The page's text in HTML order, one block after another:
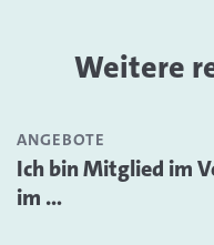
Weitere
ANGEBOTE
Ich bin Mitglied im
im ...